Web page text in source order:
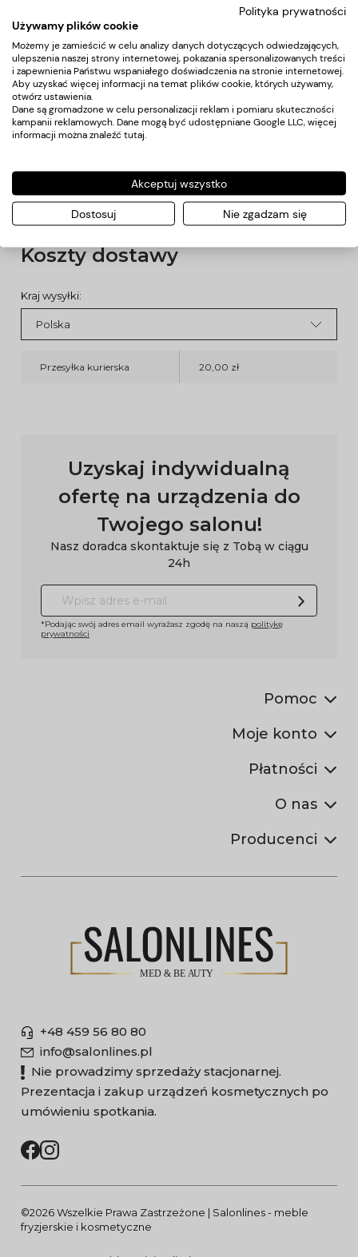
wszystkich rodzajów wosków do depilacji. Prosty w
obsłudze. Topi wszystkie rodzaje wosków do depilacji: wosk
w puszce, wosk twardy, w drażetkach (do podgrzewacza
dołączony jest garnuszek, w którym można roztopić wosk
twardy i w drażetkach).
Podgrzewacz posiada specjalne tryby: tryb podgrzewania
wosku twardego i tryb podgrzewania wosku w puszce.
Ustawiony czas pracy można regulować w zakresie od 0,5
godziny do 24 godzin.
Temperaturę można regulować od 45 st. C do 140 st. C
- temperatura: 45-140 st. C.
Koszty dostawy
Kraj wysyłki:
Przesyłka kurierska 20,00 zł
Uzyskaj indywidualną
ofertę na urządzenia do
Twojego salonu!
Nasz doradca skontaktuje się z Tobą w ciągu
24h
*Podając swój adres email wyrażasz zgodę na naszą politykę
prywatności
Pomoc
Moje konto
Płatności
O nas
Producenci
+48 459 56 80 80
info@salonlines.pl
Nie prowadzimy sprzedaży stacjonarnej.
Prezentacja i zakup urządzeń kosmetycznych po
umówieniu spotkania.
©2026 Wszelkie Prawa Zastrzeżone | Salonlines - meble
fryzjerskie i kosmetyczne
Polityka prywatności
Używamy plików cookie
Możemy je zamieścić w celu analizy danych dotyczących odwiedzających,
ulepszenia naszej strony internetowej, pokazania spersonalizowanych treści
i zapewnienia Państwu wspaniałego doświadczenia na stronie internetowej.
Aby uzyskać więcej informacji na temat plików cookie, których używamy,
otwórz ustawienia.
Dane są gromadzone w celu personalizacji reklam i pomiaru skuteczności
kampanii reklamowych. Dane mogą być udostępniane Google LLC, więcej
informacji można znaleźć tutaj
Akceptuj wszystko
Dostosuj Nie zgadzam się